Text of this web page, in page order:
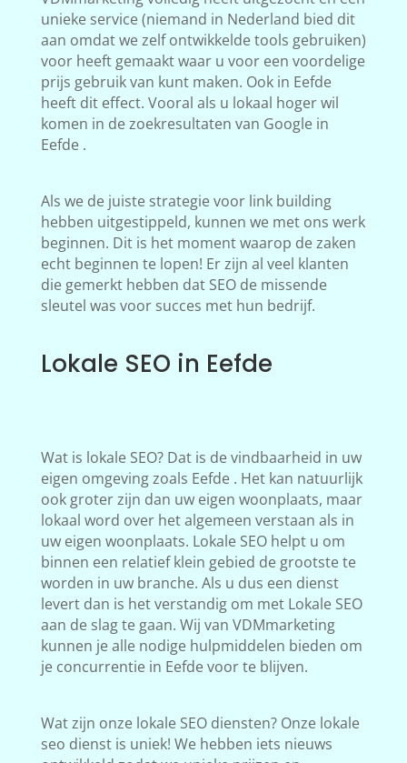
unieke service (niemand in Nederland bied dit
aan omdat we zelf ontwikkelde tools gebruiken)
voor heeft gemaakt waar u voor een voordelige
prijs gebruik van kunt maken. Ook in Eefde
heeft dit effect. Vooral als u lokaal hoger wil
komen in de zoekresultaten van Google in
Eefde .
Als we de juiste strategie voor link building
hebben uitgestippeld, kunnen we met ons werk
beginnen. Dit is het moment waarop de zaken
echt beginnen te lopen! Er zijn al veel klanten
die gemerkt hebben dat SEO de missende
sleutel was voor succes met hun bedrijf.
Lokale SEO in Eefde
Wat is lokale SEO? Dat is de vindbaarheid in uw
eigen omgeving zoals Eefde . Het kan natuurlijk
ook groter zijn dan uw eigen woonplaats, maar
lokaal word over het algemeen verstaan als in
uw eigen woonplaats. Lokale SEO helpt u om
binnen een relatief klein gebied de grootste te
worden in uw branche. Als u dus een dienst
levert dan is het verstandig om met Lokale SEO
aan de slag te gaan. Wij van VDMmarketing
kunnen je alle nodige hulpmiddelen bieden om
je concurrentie in Eefde voor te blijven.
Wat zijn onze lokale SEO diensten? Onze lokale
seo dienst is uniek! We hebben iets nieuws